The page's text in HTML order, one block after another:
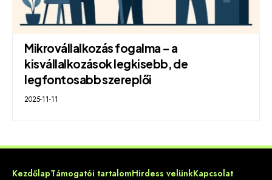
Mikrovállalkozás fogalma – a
kisvállalkozások legkisebb, de
legfontosabb szereplői
2025-11-11
KezdőlapTámogatói tartalomHirdess velünkKapcsolat